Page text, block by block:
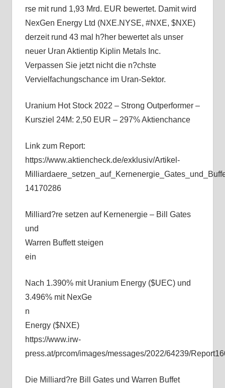
rse mit rund 1,93 Mrd. EUR bewertet. Damit wird
NexGen Energy Ltd (NXE.NYSE, #NXE, $NXE)
derzeit rund 43 mal h?her bewertet als unser
neuer Uran Aktientip Kiplin Metals Inc.
Verpassen Sie jetzt nicht die n?chste
Vervielfachungschance im Uran-Sektor.
Uranium Hot Stock 2022 – Strong Outperformer –
Kursziel 24M: 2,50 EUR – 297% Aktienchance
Link zum Report:
https://www.aktiencheck.de/exklusiv/Artikel-
14170286
Milliard?re setzen auf Kernenergie – Bill Gates
und
Warren Buffett steigen
ein
Nach 1.390% mit Uranium Energy ($UEC) und
3.496% mit NexGe
n
Energy ($NXE)
https://www.irw-
press.at/prcom/images/messages/2022/64239/
Die Milliard?re Bill Gates und Warren Buffet